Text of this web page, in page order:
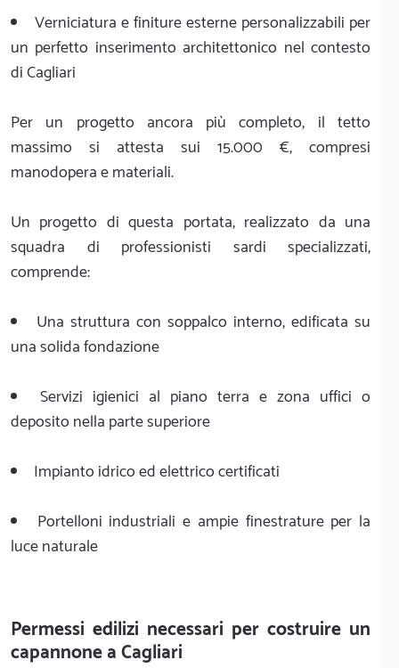
Verniciatura e finiture esterne personalizzabili per
un perfetto inserimento architettonico nel contesto
di Cagliari
Per un progetto ancora più completo, il tetto
massimo si attesta sui 15.000 €, compresi
manodopera e materiali.
Un progetto di questa portata, realizzato da una
squadra di professionisti sardi specializzati,
comprende:
Una struttura con soppalco interno, edificata su
una solida fondazione
Servizi igienici al piano terra e zona uffici o
deposito nella parte superiore
Impianto idrico ed elettrico certificati
Portelloni industriali e ampie finestrature per la
luce naturale
Permessi edilizi necessari per costruire un
capannone a Cagliari